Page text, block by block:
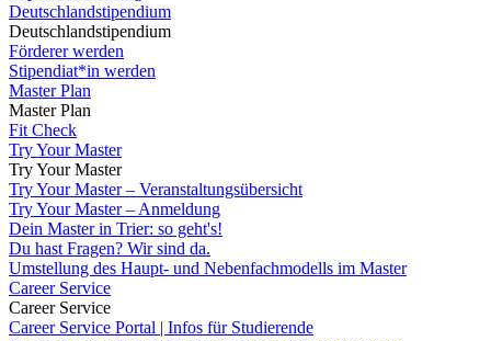
Deutschlandstipendium
Deutschlandstipendium
Förderer werden
Stipendiat*in werden
Master Plan
Master Plan
Fit Check
Try Your Master
Try Your Master
Try Your Master – Veranstaltungsübersicht
Try Your Master – Anmeldung
Dein Master in Trier: so geht's!
Du hast Fragen? Wir sind da.
Umstellung des Haupt- und Nebenfachmodells im Master
Career Service
Career Service
Career Service Portal | Infos für Studierende